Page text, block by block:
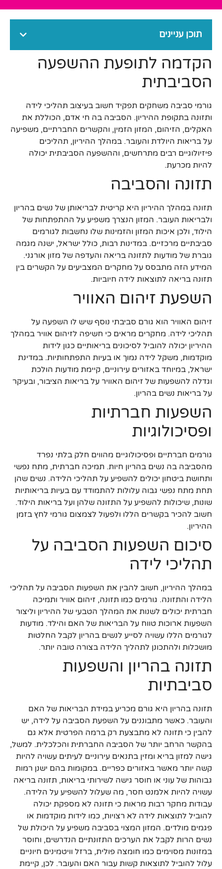
תוכן עניינים
הקדמה לתופעת ההשפעה
הסביבתית
גורמי סביבה משחקים תפקיד חשוב בעיצוב תהליכי לידה
ותזונה בתקופת ההיריון. הסביבה בה חי אדם, הכוללת את
האקלים, הזיהום, המזון הזמין, והקשרים החברתיים, משפיעה
על בריאות היולדת והעובר. במהלך ההיריון, תהליכים
פיזיולוגיים רבים מתרחשים, וההשפעה הסביבתית יכולה
להיות מכרעת.
תזונה והסביבה
תזונה במהלך ההיריון היא קריטית לבריאותן של נשים בהריון
ולבריאות העובר. המזון הנצרך משפיע על ההתפתחות של
הילוד, ולכן איכות המזון והזמינות שלו נחשבות לגורמים
סביבתיים מרכזיים. במדינות רבות, כולל ישראל, ישנה מגמה
גוברת של מודעות לתזונה בריאה והעדפה של מזון אורגני.
המידע הזה מתבסס על מחקרים המצביעים על הקשרים בין
תזונה בריאה לתוצאות לידה חיוביות.
השפעת זיהום האוויר
זיהום האוויר הוא גורם סביבתי נוסף שיש לו השפעה על
תהליכי לידה. מחקרים מראים כי חשיפה לזיהום אוויר במהלך
ההיריון יכולה להוביל לסיכונים בריאותיים כגון לידות
מוקדמות, משקל לידה נמוך או בעיות התפתחותיות. במדינת
ישראל, במיוחד באזורים עירוניים, קיימת מודעות הולכת
וגדלה להשפעות של זיהום האוויר על בריאות הציבור, ובעיקר
על בריאות נשים בהריון.
השפעות חברתיות
ופסיכולוגיות
גורמים חברתיים ופסיכולוגיים מהווים חלק בלתי נפרד
מהסביבה בה נשים בהריון חיות. תמיכה חברתית, מתח נפשי
ותחושת ביטחון יכולים להשפיע על תהליכי הלידה. נשים שהן
תחת מתח נפשי גבוה עלולות להתמודד עם בעיות בריאותיות
שונות, שיכולות להשפיע על התזונה שלהן ועל בריאות הילוד.
חשוב להכיר בקשרים הללו ולפעול לצמצום גורמי לחץ בזמן
ההיריון.
סיכום השפעות הסביבה על
תהליכי לידה
במהלך ההיריון, חשוב להבין את השפעות הסביבה על תהליכי
הלידה והתזונה. גורמים כמו תזונה, זיהום אוויר ותמיכה
חברתית יכולים לשנות את המהלך הטבעי של ההיריון וליצור
השפעות ארוכות טווח על הבריאות של האם והילד. מודעות
לגורמים הללו עשויה לסייע לנשים בהריון לקבל החלטות
מושכלות ולהתכונן לתהליך הלידה בצורה טובה יותר.
תזונה בהריון והשפעות
סביבתיות
תזונה בהריון היא גורם מכריע במידת הבריאות של האם
והעובר. כאשר מתבוננים על השפעת הסביבה על לידה, יש
להבין כי תזונה לא מתבצעת רק ברמה הפרטית אלא גם
בהקשר הרחב יותר של הסביבה החברתית והכלכלית. למשל,
גישה למזון בריא ומזין בתנאים עירוניים לעיתים עשויה להיות
קשה יותר מאשר באזורים כפריים. במקומות בהם ישנן רמות
גבוהות של עוני או חוסר גישה לשירותי בריאות, תזונה בריאה
עשויה להיות אלמנט חסר, מה שעלול להשפיע על הלידה.
עבודות מחקר רבות מראות כי תזונה לא מספקת יכולה
להוביל לתוצאות לידה לא רצויות, כמו לידות מוקדמות או
פגמים מולדים. המזון המצוי בסביבה משפיע על היכולת של
נשים הרות לקבל את הערכים התזונתיים הנדרשים, וחוסר
במזונות מסוימים כמו חומצה פולית, ברזל וויטמינים חיוניים
עלול להוביל לתוצאות קשות עבור האם והעובר. לכן, קיימת